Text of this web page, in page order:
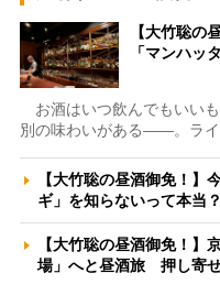
【大竹聡の
「マンハッ
お酒はいつ飲んでもいい
別の味わいがある――。ラ
【大竹聡の昼酒御免！】
ギ」を知らないって本
【大竹聡の昼酒御免！】
場」へと昼酒旅 押し寄